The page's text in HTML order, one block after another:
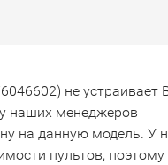
не устраивает
наших менеджеров
на данную модель. У
пультов,